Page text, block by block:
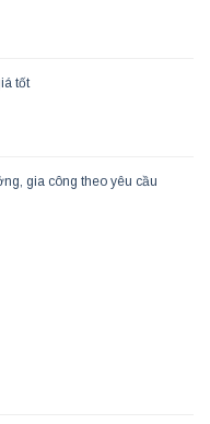
tốt
gia công theo yêu cầu